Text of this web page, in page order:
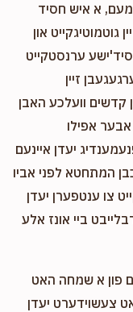
א איש חסיד
גוטמוטיגקייט און
ערנסטקייט
זיין
קדשים וועלכע האבן
אבער אפילו
יעדן איינעם
המתחטא לפני אביו
צו ענטפערן יעדן
ביי אונז אלע
פון א שמחה האט
צעשוידערט יעדן